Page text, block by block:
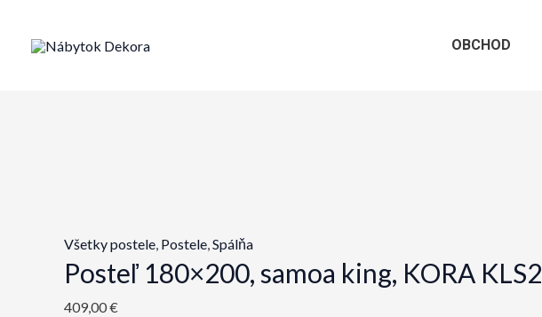
OBCHOD
Všetky postele, Postele,Spálňa
Posteľ 180×200, samoa king, KORA KLS2
409,00€